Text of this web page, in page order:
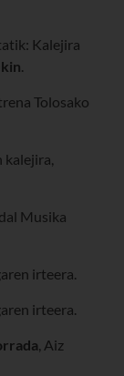
Kalejira
.
Tolosako
kalejira,
Musika
irteera.
irteera.
, Aiz